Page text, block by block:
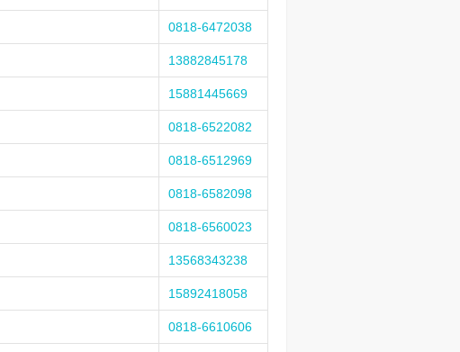
0818-6472038
13882845178
15881445669
0818-6522082
0818-6512969
0818-6582098
0818-6560023
13568343238
15892418058
0818-6610606